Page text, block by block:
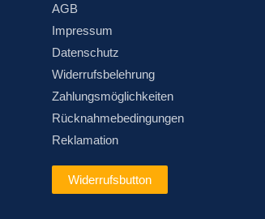
AGB
Impressum
Datenschutz
Widerrufsbelehrung
Zahlungsmöglichkeiten
Rücknahmebedingungen
Reklamation
Widerrufsbutton